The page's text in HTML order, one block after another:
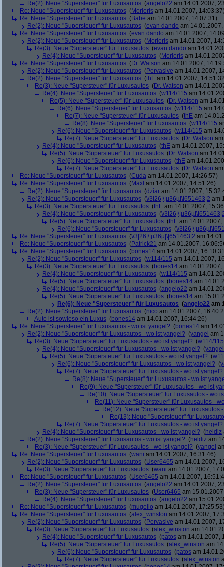
Re(2): Neue "Supersteuer" für Luxusautos (angelo22 am 14.01.2007,
Re: Neue "Supersteuer" für Luxusautos (Morieris am 14.01.2007,
Re: Neue "Supersteuer" für Luxusautos (Babe am 14.01.2007, 14:07:31)
Re(2): Neue "Supersteuer" für Luxusautos (evan dando am
Re: Neue "Supersteuer" für Luxusautos (evan dando am 14.01.2007,
Re(2): Neue "Supersteuer" für Luxusautos (Morieris am 14.01.2007,
Re(3): Neue "Supersteuer" für Luxusautos (evan dando am
Re(4): Neue "Supersteuer" für Luxusautos (Morieris am
Re: Neue "Supersteuer" für Luxusautos (Dr. Watson am 14.01.2007,
Re(2): Neue "Supersteuer" für Luxusautos (Pervasive am 14.01.2007,
Re(2): Neue "Supersteuer" für Luxusautos (thE am 14.01.2007,
Re(3): Neue "Supersteuer" für Luxusautos (Dr. Watson am
Re(4): Neue "Supersteuer" für Luxusautos (w114/115 am
Re(5): Neue "Supersteuer" für Luxusautos (Dr. Watson am
Re(6): Neue "Supersteuer" für Luxusautos (w114/115 am
Re(7): Neue "Supersteuer" für Luxusautos (thE am
Re(8): Neue "Supersteuer" für Luxusautos (w114/115
Re(6): Neue "Supersteuer" für Luxusautos (w114/115 am
Re(7): Neue "Supersteuer" für Luxusautos (Dr. Watson
Re(4): Neue "Supersteuer" für Luxusautos (thE am 14.01.2007,
Re(5): Neue "Supersteuer" für Luxusautos (Dr. Watson am
Re(6): Neue "Supersteuer" für Luxusautos (thE am
Re(7): Neue "Supersteuer" für Luxusautos (Dr. Watson
Re: Neue "Supersteuer" für Luxusautos (Cuda am 14.01.2007, 14:26:57)
Re: Neue "Supersteuer" für Luxusautos (Maxl am 14.01.2007, 14:51:26)
Re(2): Neue "Supersteuer" für Luxusautos (dziar am 14.01.2007,
Re(2): Neue "Supersteuer" für Luxusautos (\/3|26|\|µ36µ|\|651463|2 am
Re(3): Neue "Supersteuer" für Luxusautos (thE am 14.01.2007,
Re(4): Neue "Supersteuer" für Luxusautos (\/
Re(5): Neue "Supersteuer" für Luxusautos (thE am 14.01.2007,
Re(6): Neue "Supersteuer" für Luxusautos (\/
Re: Neue "Supersteuer" für Luxusautos (\/3|26|\|µ36µ|\|651463|2 am
Re: Neue "Supersteuer" für Luxusautos (Patrick21 am 14.01.2007,
Re: Neue "Supersteuer" für Luxusautos (bones14 am 14.01.2007,
Re(2): Neue "Supersteuer" für Luxusautos (w114/115 am 14.01.2007,
Re(3): Neue "Supersteuer" für Luxusautos (bones14 am 14.01.2007,
Re(4): Neue "Supersteuer" für Luxusautos (w114/115 am
Re(5): Neue "Supersteuer" für Luxusautos (bones14 am
Re(4): Neue "Supersteuer" für Luxusautos (angelo22 am
Re(5): Neue "Supersteuer" für Luxusautos (bones14 am
Re(6): Neue "Supersteuer" für Luxusautos (angelo22 am
Re(2): Neue "Supersteuer" für Luxusautos (nico am 14.01.2007,
Auto ist sowieso ein Luxus (bones14 am 14.01.2007, 16:44:26)
Re: Neue "Supersteuer" für Luxusautos - wo ist yangel? (bones14 am
Re(2): Neue "Supersteuer" für Luxusautos - wo ist yangel? (yangel am
Re(3): Neue "Supersteuer" für Luxusautos - wo ist yangel? (w114/115
Re(4): Neue "Supersteuer" für Luxusautos - wo ist yangel? (yangel
Re(5): Neue "Supersteuer" für Luxusautos - wo ist yangel? (
Re(6): Neue "Supersteuer" für Luxusautos - wo ist yangel? (
Re(7): Neue "Supersteuer" für Luxusautos - wo ist yangel?
Re(8): Neue "Supersteuer" für Luxusautos - wo ist
Re(9): Neue "Supersteuer" für Luxusautos - wo ist
Re(10): Neue "Supersteuer" für Luxusautos - wo
Re(11): Neue "Supersteuer" für Luxusautos -
Re(12): Neue "Supersteuer" für Luxusautos
Re(13): Neue "Supersteuer" für
Re(7): Neue "Supersteuer" für Luxusautos - wo ist yangel?
Re(4): Neue "Supersteuer" für Luxusautos - wo ist yangel? (heldiz
Re(2): Neue "Supersteuer" für Luxusautos - wo ist yangel? (heldiz am
Re(3): Neue "Supersteuer" für Luxusautos - wo ist yangel? (yangel
Re: Neue "Supersteuer" für Luxusautos (wani am 14.01.2007, 16:31:46)
Re(2): Neue "Supersteuer" für Luxusautos (User6465 am 14.01.2007,
Re(3): Neue "Supersteuer" für Luxusautos (wani am 14.01.2007,
Re: Neue "Supersteuer" für Luxusautos (User6465 am 14.01.2007,
Re(2): Neue "Supersteuer" für Luxusautos (angelo22 am 14.01.2007,
Re(3): Neue "Supersteuer" für Luxusautos (User6465 am
Re(4): Neue "Supersteuer" für Luxusautos (angelo22 am
Re: Neue "Supersteuer" für Luxusautos (mugello am 14.01.2007,
Re: Neue "Supersteuer" für Luxusautos (alex_winston am 14.01.2007,
Re(2): Neue "Supersteuer" für Luxusautos (Pervasive am 14.01.2007,
Re(3): Neue "Supersteuer" für Luxusautos (alex_winston am
Re(4): Neue "Supersteuer" für Luxusautos (patos am 14.01.2007,
Re(5): Neue "Supersteuer" für Luxusautos (alex_winston am
Re(6): Neue "Supersteuer" für Luxusautos (patos am
Re(7): Neue "Supersteuer" für Luxusautos (alex_winston